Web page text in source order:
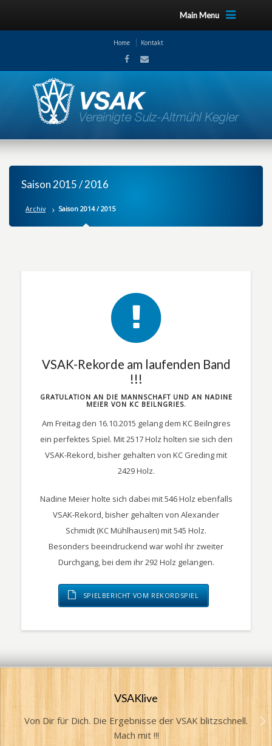
Main Menu
Home Kontakt
Saison 2015 / 2016
Archiv Saison 2014 / 2015
VSAK-Rekorde am laufenden Band
!!!
GRATULATION AN DIE MANNSCHAFT UND AN NADINE
MEIER VON KC BEILNGRIES.
Am Freitag den 16.10.2015 gelang dem KC Beilngires
ein perfektes Spiel. Mit 2517 Holz holten sie sich den
VSAK-Rekord, bisher gehalten von KC Greding mit
2429 Holz.
Nadine Meier holte sich dabei mit 546 Holz ebenfalls
VSAK-Rekord, bisher gehalten von Alexander
Schmidt (KC Mühlhausen) mit 545 Holz.
Besonders beeindruckend war wohl ihr zweiter
Durchgang, bei dem ihr 292 Holz gelangen.
SPIELBERICHT VOM REKORDSPIEL
VSAKlive
Von Dir für Dich. Die Ergebnisse der VSAK blitzschnell.
Mach mit !!!